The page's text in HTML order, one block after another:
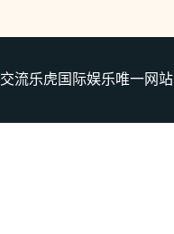
交流乐虎国际娱乐唯一网站